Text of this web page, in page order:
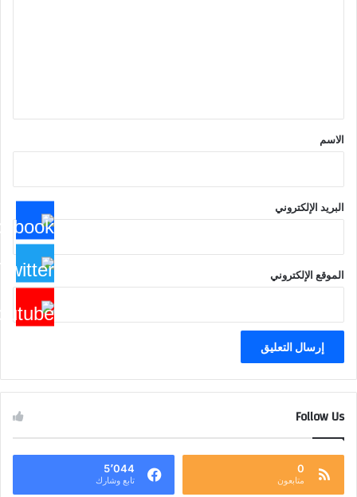
*
الاسم
البريد الإلكتروني
الموقع الإلكتروني
Follow Us
0
متابعون
5٬044
تابع وشارك